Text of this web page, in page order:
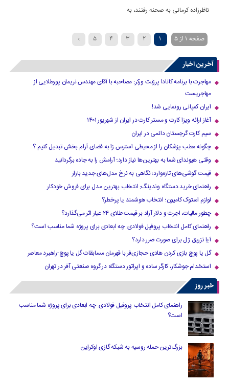
ناظرزاده‌ کرمانی‌ به صحنه رفتند، به
صفحه 1 از 5 1
2
3
4
5
›
آخرین اخبار
مهاجرت با برنامه کانادا پرزنت ورکر: مصاحبه با آقای مهندس نریمان پورطلایی از
مهاجریست
ایران کمپانی رونمایی شد!
آغاز ارائه ویزا کارت و مستر کارت در ایران از شهریور ۱۴۰۱
سیم کارت گرجستان دائمی در ایران
چگونه مطب پزشکان را از محیطی استرس زا به فضای آرام بخش تبدیل کنیم ؟
وقتی هیوندای شما به بهترین‌ها نیاز دارد؛ آرامش را به جاده برگردانید
قیمت گوشی‌های تازه‌وارد؛ نگاهی به نرخ مدل‌های جدید بازار
راهنمای خرید دستگاه وندینگ: انتخاب بهترین مدل برای فروش خودکار
لوازم استوک کامیون؛ انتخاب هوشمند یا پرخطر؟
چطور مالیات، اجرت و دلار آزاد بر قیمت طلای ۲۴ عیار اثر می‌گذارد؟
راهنمای کامل انتخاب پروفیل فولادی: چه ابعادی برای پروژه شما مناسب است؟
آیا تزریق ژل برای صورت ضرر دارد​؟
گل یا پوچ بازی کردن هادی حجازی‌فر با قهرمان مسابقات گل یا پوچ-راهبرد معاصر
استخدام جوشکار، کارگر ساده و اپراتور دستگاه در گروه صنعتی آفر در تهران
خبر روز
راهنمای کامل انتخاب پروفیل فولادی: چه ابعادی برای پروژه شما مناسب
است؟
بزرگ‌ترین حمله روسیه به شبکه گازی اوکراین